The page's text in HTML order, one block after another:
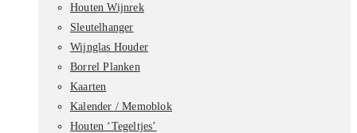
Houten Wijnrek
Sleutelhanger
Wijnglas Houder
Borrel Planken
Kaarten
Kalender / Memoblok
Houten ‘Tegeltjes’